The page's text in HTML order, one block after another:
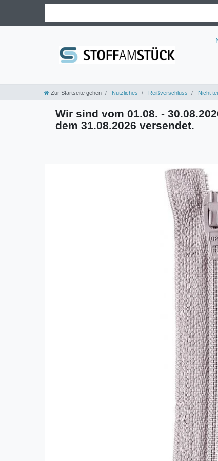
Zur Startseite gehen Nützliches Reißverschluss Nicht
Wir sind vom 01.08. -
dem 31.08.2026 versendet.